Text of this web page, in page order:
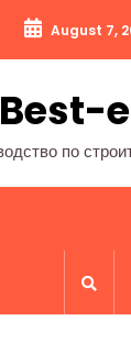
August 7,
Best-
по